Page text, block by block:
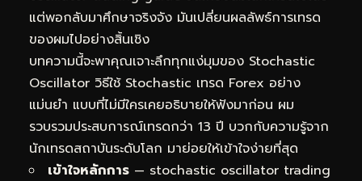
แต่พอกลับมาศึกษาจริงจัง มันเปลี่ยนผลลัพธ์การเทรด
ของผมไปอย่างสิ้นเชิง
บทความนี้จะพาคุณเจาะลึกทุกแง่มุมของ Stochastic
Oscillator วิธีใช้ Stochastic เทรด Forex อย่าง
แม่นยำ แบบที่ไม่มีใครเคยอธิบายให้ฟังมาก่อน ผม
รวบรวมประสบการณ์เทรดกว่า 13 ปี บวกกับความรู้จาก
นักเทรดสถาบันระดับโลก มาย่อยให้เข้าใจง่ายที่สุด
เข้าใจหลักการ — stochastic oscillator trading